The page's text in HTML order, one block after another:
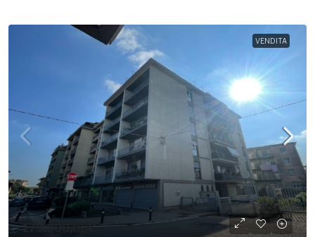
VENDITA
179.000,00€